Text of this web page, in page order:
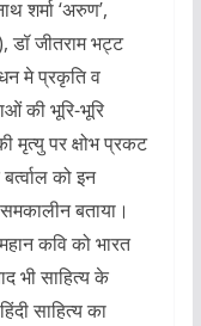
शर्मा ‘अरुण’,
डॉ जीतराम भट्ट
मे प्रकृति व
की भूरि-भूरि
पर क्षोभ प्रकट
को इन
बताया।
कवि को भारत
भी साहित्य के
साहित्य का